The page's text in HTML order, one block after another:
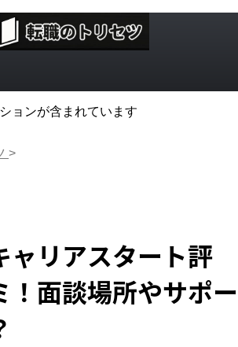
ョンが含まれています
>
ャリアスタート評
！面談場所やサポー